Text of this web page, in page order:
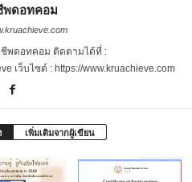
พดอทคอม
พดอทคอม ติดตามได้ที่ :
เว็บไซต์ : https://www.kruachieve.com
เพิ่มเติมจากผู้เขียน